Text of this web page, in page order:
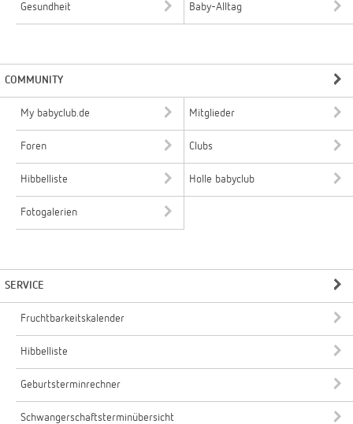
Gesundheit Baby-Alltag
COMMUNITY
My babyclub.de Mitglieder
Foren Clubs
Hibbelliste Holle babyclub
Fotogalerien
SERVICE
Fruchtbarkeitskalender
Hibbelliste
Geburtsterminrechner
Schwangerschaftsterminübersicht